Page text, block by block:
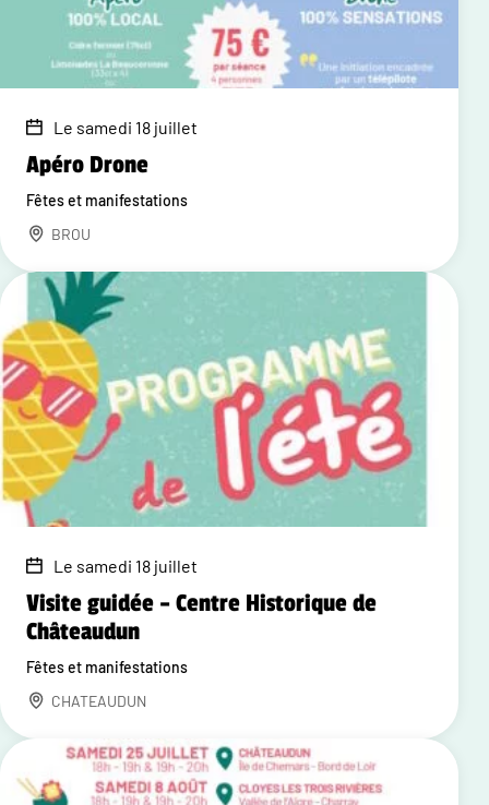
Le samedi 18 juillet
Apéro Drone
Fêtes et manifestations
BROU
Le samedi 18 juillet
Visite guidée – Centre Historique de
Châteaudun
Fêtes et manifestations
CHATEAUDUN